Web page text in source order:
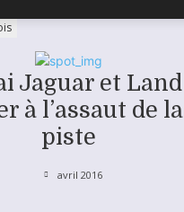
Jaguar et Land
à l’assaut de la
piste
avril 2016